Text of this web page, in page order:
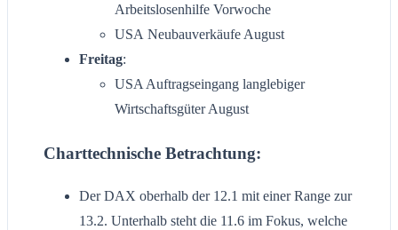
Arbeitslosenhilfe Vorwoche
USA Neubauverkäufe August
Freitag:
USA Auftragseingang langlebiger
Wirtschaftsgüter August
Charttechnische Betrachtung:
Der DAX oberhalb der 12.1 mit einer Range zur
13.2. Unterhalb steht die 11.6 im Fokus, welche